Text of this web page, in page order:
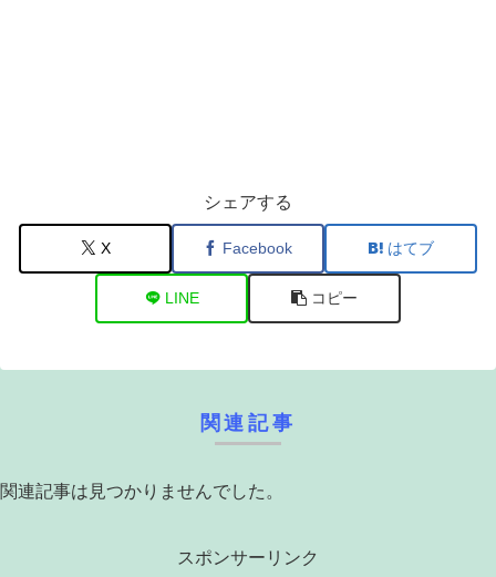
シェアする
X Facebook はてブ
LINE コピー
関連記事
関連記事は見つかりませんでした。
スポンサーリンク